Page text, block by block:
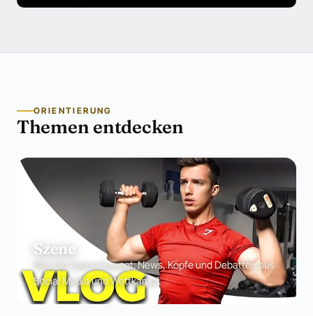
ORIENTIERUNG
Themen entdecken
Szene
Was die Szene bewegt: News, Köpfe und Debatten aus
Social Media und Wettkampf.